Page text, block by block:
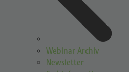
Webinar Archiv
Newsletter